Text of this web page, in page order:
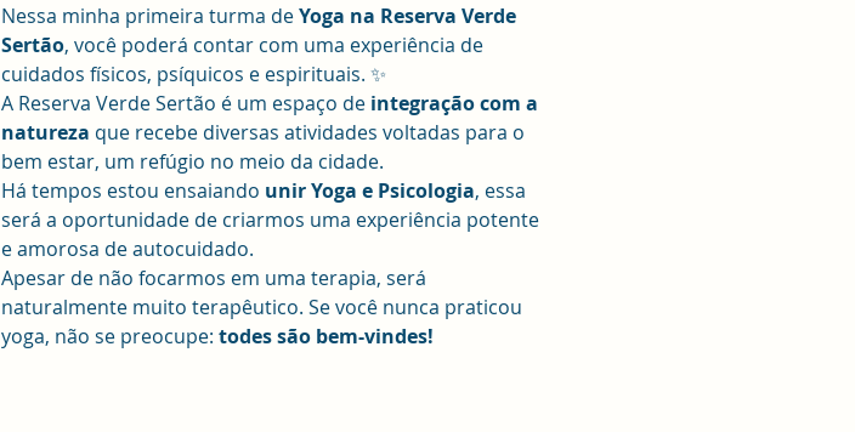
Nessa minha primeira turma de Yoga na Reserva Verde
Sertão, você poderá contar com uma experiência de
cuidados físicos, psíquicos e espirituais. ✨
A Reserva Verde Sertão é um espaço de integração com a
natureza que recebe diversas atividades voltadas para o
bem estar, um refúgio no meio da cidade.
Há tempos estou ensaiando unir Yoga e Psicologia, essa
será a oportunidade de criarmos uma experiência potente
e amorosa de autocuidado.
Apesar de não focarmos em uma terapia, será
naturalmente muito terapêutico. Se você nunca praticou
yoga, não se preocupe: todes são bem-vindes!